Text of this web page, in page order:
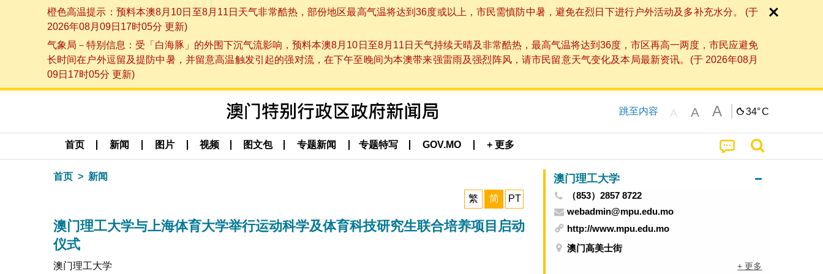
橙色高温提示：预料本澳8月10日至8月11日天气非常酷热，部份地区最高气温将达到36度或以上，市民需慎防中暑，避免在烈日下进行户外活动及多补充水分。 (于
2026年08月09日17时05分 更新)
气象局－特别信息：受「白海豚」的外围下沉气流影响，预料本澳8月10日至8月11日天气持续天晴及非常酷热，最高气温将达到36度，市区再高一两度，市民应避免
长时间在户外逗留及提防中暑，并留意高温触发引起的强对流，在下午至晚间为本澳带来强雷雨及强烈阵风，请市民留意天气变化及本局最新资讯。(于 2026年08月
09日17时05分 更新)
跳至内容 A A A 34°C
首页 新闻 图片 视频 图文包 专题新闻 专题特写 GOV.MO + 更多
首页 新闻
繁 简 PT
澳门理工大学与上海体育大学举行运动科学及体育科技研究生联合培养项目启动
仪式
澳门理工大学
澳门理工大学
（853）2857 8722
webadmin@mpu.edu.mo
http://www.mpu.edu.mo
澳门高美士街
+ 更多